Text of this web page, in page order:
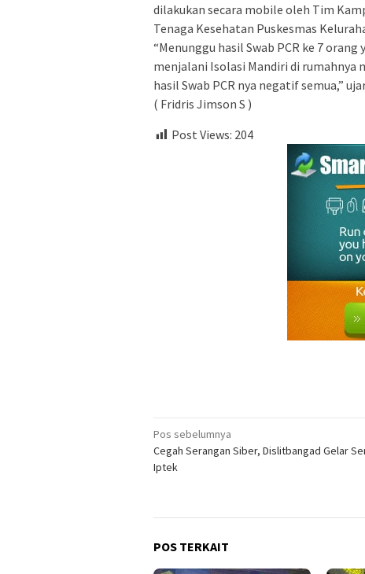
dilakukan secara mobile oleh Tim
Tenaga Kesehatan Puskesmas
“Menunggu hasil Swab PCR ke 7
menjalani Isolasi Mandiri di rumahnya
hasil Swab PCR nya negatif semua,”
( Fridris Jimson S )
Post Views: 204
Navigasi
pos
Pos sebelumnya
Cegah Serangan Siber, Dislitbangad Gelar
Iptek
POS TERKAIT